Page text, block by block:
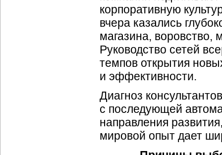
корпоративную
вчера казались
магазина, воровство,
Руководство сетей
темпов открытия
и эффективности.
Диагноз
с последующей
направления
мировой опыт дает